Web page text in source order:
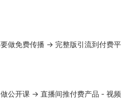
做免费传播 → 完整版引流到付费平
公开课 → 直播间推付费产品 - 视频